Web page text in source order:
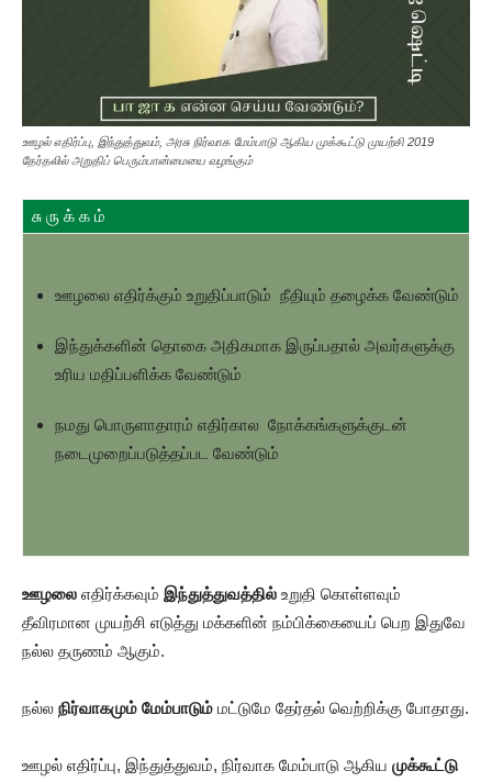
ஊழல் எதிர்ப்பு, இந்துத்துவம், அரசு நிர்வாக மேம்பாடு ஆகிய முக்கூட்டு முயற்சி 2019
தேர்தலில் அறுதிப் பெரும்பான்மையை வழங்கும்
சு ரு க் க ம்
ஊழலை எதிர்க்கும் உறுதிப்பாடும் நீதியும் தழைக்க வேண்டும்
இந்துக்களின் தொகை அதிகமாக இருப்பதால் அவர்களுக்கு
உரிய மதிப்பளிக்க வேண்டும்
நமது பொருளாதாரம் எதிர்கால நோக்கங்களுக்குடன்
நடைமுறைப்படுத்தப்பட வேண்டும்
ஊழலை எதிர்க்கவும் இந்துத்துவத்தில் உறுதி கொள்ளவும்
தீவிரமான முயற்சி எடுத்து மக்களின் நம்பிக்கையைப் பெற இதுவே
நல்ல தருணம் ஆகும்.
நல்ல நிர்வாகமும் மேம்பாடும் மட்டுமே தேர்தல் வெற்றிக்கு போதாது.
ஊழல் எதிர்ப்பு, இந்துத்துவம், நிர்வாக மேம்பாடு ஆகிய முக்கூட்டு